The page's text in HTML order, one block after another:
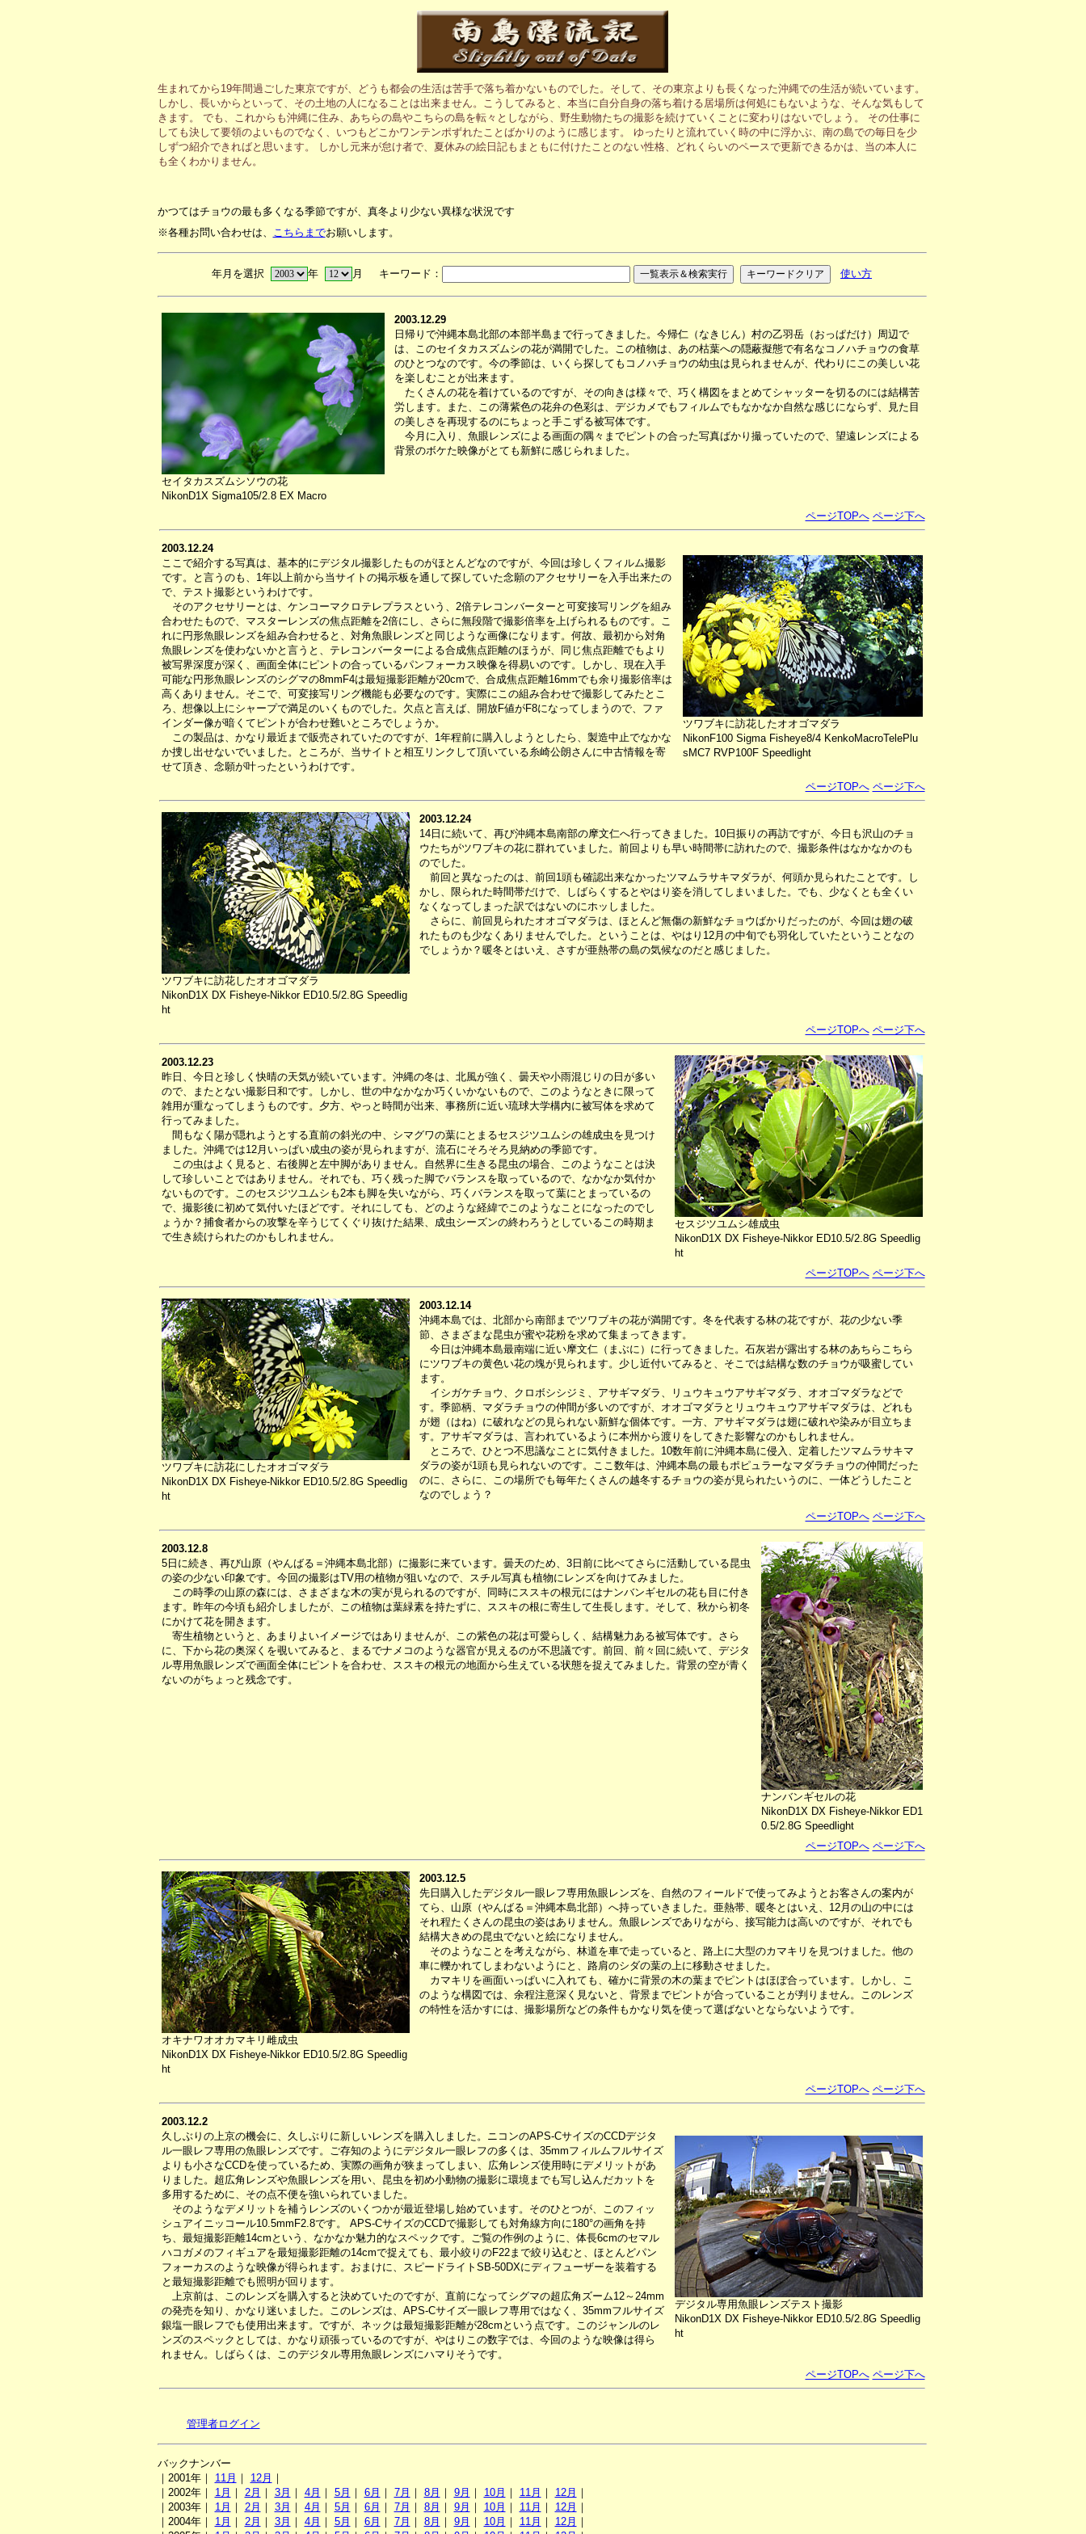
生まれてから19年間過ごした東京ですが、どうも都会の生活は苦手で落ち着かないものでした。そして、その東京よりも長くなった沖縄での生活が続いています。
しかし、長いからといって、その土地の人になることは出来ません。こうしてみると、本当に自分自身の落ち着ける居場所は何処にもないような、そんな気もして
きます。 でも、これからも沖縄に住み、あちらの島やこちらの島を転々としながら、野生動物たちの撮影を続けていくことに変わりはないでしょう。 その仕事に
しても決して要領のよいものでなく、いつもどこかワンテンポずれたことばかりのように感じます。 ゆったりと流れていく時の中に浮かぶ、南の島での毎日を少
しずつ紹介できればと思います。 しかし元来が怠け者で、夏休みの絵日記もまともに付けたことのない性格、どれくらいのペースで更新できるかは、当の本人に
も全くわかりません。
かつてはチョウの最も多くなる季節ですが、真冬より少ない異様な状況です
※各種お問い合わせは、 こちらまでお願いします。
年月を選択 年 月 キーワード： 使い方
セイタカスズムシソウの花
NikonD1X Sigma105/2.8 EX Macro
2003.12.29
日帰りで沖縄本島北部の本部半島まで行ってきました。今帰仁（なきじん）村の乙羽岳（おっぱだけ）周辺で
は、このセイタカスズムシの花が満開でした。この植物は、あの枯葉への隠蔽擬態で有名なコノハチョウの食草
のひとつなのです。今の季節は、いくら探してもコノハチョウの幼虫は見られませんが、代わりにこの美しい花
を楽しむことが出来ます。
たくさんの花を着けているのですが、その向きは様々で、巧く構図をまとめてシャッターを切るのには結構苦
労します。また、この薄紫色の花弁の色彩は、デジカメでもフィルムでもなかなか自然な感じにならず、見た目
の美しさを再現するのにちょっと手こずる被写体です。
今月に入り、魚眼レンズによる画面の隅々までピントの合った写真ばかり撮っていたので、望遠レンズによる
背景のボケた映像がとても新鮮に感じられました。
ページTOPへ ページ下へ
2003.12.24
ここで紹介する写真は、基本的にデジタル撮影したものがほとんどなのですが、今回は珍しくフィルム撮影
です。と言うのも、1年以上前から当サイトの掲示板を通して探していた念願のアクセサリーを入手出来たの
で、テスト撮影というわけです。
そのアクセサリーとは、ケンコーマクロテレプラスという、2倍テレコンバーターと可変接写リングを組み
合わせたもので、マスターレンズの焦点距離を2倍にし、さらに無段階で撮影倍率を上げられるものです。こ
れに円形魚眼レンズを組み合わせると、対角魚眼レンズと同じような画像になります。何故、最初から対角
魚眼レンズを使わないかと言うと、テレコンバーターによる合成焦点距離のほうが、同じ焦点距離でもより
被写界深度が深く、画面全体にピントの合っているパンフォーカス映像を得易いのです。しかし、現在入手
可能な円形魚眼レンズのシグマの8mmF4は最短撮影距離が20cmで、合成焦点距離16mmでも余り撮影倍率は
高くありません。そこで、可変接写リング機能も必要なのです。実際にこの組み合わせで撮影してみたとこ
ろ、想像以上にシャープで満足のいくものでした。欠点と言えば、開放F値がF8になってしまうので、ファ
インダー像が暗くてピントが合わせ難いところでしょうか。
この製品は、かなり最近まで販売されていたのですが、1年程前に購入しようとしたら、製造中止でなかな
か捜し出せないでいました。ところが、当サイトと相互リンクして頂いている糸崎公朗さんに中古情報を寄
せて頂き、念願が叶ったというわけです。
ツワブキに訪花したオオゴマダラ
NikonF100 Sigma Fisheye8/4 KenkoMacroTelePlu
sMC7 RVP100F Speedlight
ページTOPへ ページ下へ
ツワブキに訪花したオオゴマダラ
NikonD1X DX Fisheye-Nikkor ED10.5/2.8G Speedlig
ht
2003.12.24
14日に続いて、再び沖縄本島南部の摩文仁へ行ってきました。10日振りの再訪ですが、今日も沢山のチョ
ウたちがツワブキの花に群れていました。前回よりも早い時間帯に訪れたので、撮影条件はなかなかのも
のでした。
前回と異なったのは、前回1頭も確認出来なかったツマムラサキマダラが、何頭か見られたことです。し
かし、限られた時間帯だけで、しばらくするとやはり姿を消してしまいました。でも、少なくとも全くい
なくなってしまった訳ではないのにホッしました。
さらに、前回見られたオオゴマダラは、ほとんど無傷の新鮮なチョウばかりだったのが、今回は翅の破
れたものも少なくありませんでした。ということは、やはり12月の中旬でも羽化していたということなの
でしょうか？暖冬とはいえ、さすが亜熱帯の島の気候なのだと感じました。
ページTOPへ ページ下へ
2003.12.23
昨日、今日と珍しく快晴の天気が続いています。沖縄の冬は、北風が強く、曇天や小雨混じりの日が多い
ので、またとない撮影日和です。しかし、世の中なかなか巧くいかないもので、このようなときに限って
雑用が重なってしまうものです。夕方、やっと時間が出来、事務所に近い琉球大学構内に被写体を求めて
行ってみました。
間もなく陽が隠れようとする直前の斜光の中、シマグワの葉にとまるセスジツユムシの雄成虫を見つけ
ました。沖縄では12月いっぱい成虫の姿が見られますが、流石にそろそろ見納めの季節です。
この虫はよく見ると、右後脚と左中脚がありません。自然界に生きる昆虫の場合、このようなことは決
して珍しいことではありません。それでも、巧く残った脚でバランスを取っているので、なかなか気付か
ないものです。このセスジツユムシも2本も脚を失いながら、巧くバランスを取って葉にとまっているの
で、撮影後に初めて気付いたほどです。それにしても、どのような経緯でこのようなことになったのでし
ょうか？捕食者からの攻撃を辛うじてくぐり抜けた結果、成虫シーズンの終わろうとしているこの時期ま
で生き続けられたのかもしれません。
セスジツユムシ雄成虫
NikonD1X DX Fisheye-Nikkor ED10.5/2.8G Speedlig
ht
ページTOPへ ページ下へ
ツワブキに訪花にしたオオゴマダラ
NikonD1X DX Fisheye-Nikkor ED10.5/2.8G Speedlig
ht
2003.12.14
沖縄本島では、北部から南部までツワブキの花が満開です。冬を代表する林の花ですが、花の少ない季
節、さまざまな昆虫が蜜や花粉を求めて集まってきます。
今日は沖縄本島最南端に近い摩文仁（まぶに）に行ってきました。石灰岩が露出する林のあちらこちら
にツワブキの黄色い花の塊が見られます。少し近付いてみると、そこでは結構な数のチョウが吸蜜してい
ます。
イシガケチョウ、クロボシシジミ、アサギマダラ、リュウキュウアサギマダラ、オオゴマダラなどで
す。季節柄、マダラチョウの仲間が多いのですが、オオゴマダラとリュウキュウアサギマダラは、どれも
が翅（はね）に破れなどの見られない新鮮な個体です。一方、アサギマダラは翅に破れや染みが目立ちま
す。アサギマダラは、言われているように本州から渡りをしてきた影響なのかもしれません。
ところで、ひとつ不思議なことに気付きました。10数年前に沖縄本島に侵入、定着したツマムラサキマ
ダラの姿が1頭も見られないのです。ここ数年は、沖縄本島の最もポピュラーなマダラチョウの仲間だった
のに、さらに、この場所でも毎年たくさんの越冬するチョウの姿が見られたいうのに、一体どうしたこと
なのでしょう？
ページTOPへ ページ下へ
2003.12.8
5日に続き、再び山原（やんばる＝沖縄本島北部）に撮影に来ています。曇天のため、3日前に比べてさらに活動している昆虫
の姿の少ない印象です。今回の撮影はTV用の植物が狙いなので、スチル写真も植物にレンズを向けてみました。
この時季の山原の森には、さまざまな木の実が見られるのですが、同時にススキの根元にはナンバンギセルの花も目に付き
ます。昨年の今頃も紹介しましたが、この植物は葉緑素を持たずに、ススキの根に寄生して生長します。そして、秋から初冬
にかけて花を開きます。
寄生植物というと、あまりよいイメージではありませんが、この紫色の花は可愛らしく、結構魅力ある被写体です。さら
に、下から花の奥深くを覗いてみると、まるでナメコのような器官が見えるのが不思議です。前回、前々回に続いて、デジタ
ル専用魚眼レンズで画面全体にピントを合わせ、ススキの根元の地面から生えている状態を捉えてみました。背景の空が青く
ないのがちょっと残念です。
ナンバンギセルの花
NikonD1X DX Fisheye-Nikkor ED1
0.5/2.8G Speedlight
ページTOPへ ページ下へ
オキナワオオカマキリ雌成虫
NikonD1X DX Fisheye-Nikkor ED10.5/2.8G Speedlig
ht
2003.12.5
先日購入したデジタル一眼レフ専用魚眼レンズを、自然のフィールドで使ってみようとお客さんの案内が
てら、山原（やんばる＝沖縄本島北部）へ持っていきました。亜熱帯、暖冬とはいえ、12月の山の中には
それ程たくさんの昆虫の姿はありません。魚眼レンズでありながら、接写能力は高いのですが、それでも
結構大きめの昆虫でないと絵になりません。
そのようなことを考えながら、林道を車で走っていると、路上に大型のカマキリを見つけました。他の
車に轢かれてしまわないようにと、路肩のシダの葉の上に移動させました。
カマキリを画面いっぱいに入れても、確かに背景の木の葉までピントはほぼ合っています。しかし、こ
のような構図では、余程注意深く見ないと、背景までピントが合っていることが判りません。このレンズ
の特性を活かすには、撮影場所などの条件もかなり気を使って選ばないとならないようです。
ページTOPへ ページ下へ
2003.12.2
久しぶりの上京の機会に、久しぶりに新しいレンズを購入しました。ニコンのAPS-CサイズのCCDデジタ
ル一眼レフ専用の魚眼レンズです。ご存知のようにデジタル一眼レフの多くは、35mmフィルムフルサイズ
よりも小さなCCDを使っているため、実際の画角が狭まってしまい、広角レンズ使用時にデメリットがあ
りました。超広角レンズや魚眼レンズを用い、昆虫を初め小動物の撮影に環境までも写し込んだカットを
多用するために、その点不便を強いられていました。
そのようなデメリットを補うレンズのいくつかが最近登場し始めています。そのひとつが、このフィッ
シュアイニッコール10.5mmF2.8です。 APS-CサイズのCCDで撮影しても対角線方向に180°の画角を持
ち、最短撮影距離14cmという、なかなか魅力的なスペックです。ご覧の作例のように、体長6cmのセマル
ハコガメのフィギュアを最短撮影距離の14cmで捉えても、最小絞りのF22まで絞り込むと、ほとんどパン
フォーカスのような映像が得られます。おまけに、スピードライトSB-50DXにディフューザーを装着する
と最短撮影距離でも照明が回ります。
上京前は、このレンズを購入すると決めていたのですが、直前になってシグマの超広角ズーム12～24mm
の発売を知り、かなり迷いました。このレンズは、APS-Cサイズ一眼レフ専用ではなく、35mmフルサイズ
銀塩一眼レフでも使用出来ます。ですが、ネックは最短撮影距離が28cmという点です。このジャンルのレ
ンズのスペックとしては、かなり頑張っているのですが、やはりこの数字では、今回のような映像は得ら
れません。しばらくは、このデジタル専用魚眼レンズにハマりそうです。
デジタル専用魚眼レンズテスト撮影
NikonD1X DX Fisheye-Nikkor ED10.5/2.8G Speedlig
ht
ページTOPへ ページ下へ
管理者ログイン
バックナンバー
｜2001年｜ 11月 ｜ 12月 ｜
｜2002年｜ 1月 ｜ 2月 ｜ 3月 ｜ 4月 ｜ 5月 ｜ 6月 ｜ 7月 ｜ 8月 ｜ 9月 ｜ 10月 ｜ 11月 ｜ 12月 ｜
｜2003年｜ 1月 ｜ 2月 ｜ 3月 ｜ 4月 ｜ 5月 ｜ 6月 ｜ 7月 ｜ 8月 ｜ 9月 ｜ 10月 ｜ 11月 ｜ 12月 ｜
｜2004年｜ 1月 ｜ 2月 ｜ 3月 ｜ 4月 ｜ 5月 ｜ 6月 ｜ 7月 ｜ 8月 ｜ 9月 ｜ 10月 ｜ 11月 ｜ 12月 ｜